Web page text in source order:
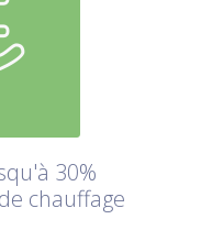
30%
chauffage